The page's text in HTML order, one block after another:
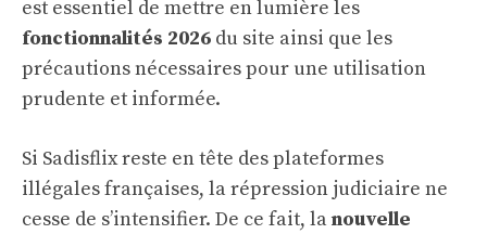
est essentiel de mettre en lumière les
fonctionnalités 2026 du site ainsi que les
précautions nécessaires pour une utilisation
prudente et informée.
Si Sadisflix reste en tête des plateformes
illégales françaises, la répression judiciaire ne
cesse de s’intensifier. De ce fait, lanouvelle